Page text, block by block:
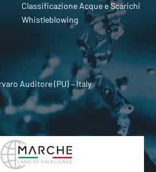
Classificazione Acque e Scarichi
Whistleblowing
Auditore (PU) – Italy